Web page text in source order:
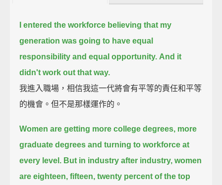
I entered the workforce believing that my
generation was going to have equal
responsibility and equal opportunity. And it
didn't work out that way.
我進入職場，相信我這一代將會有平等的責任和平等
的機會。但不是那樣運作的。
Women are getting more college degrees, more
graduate degrees and turning to workforce at
every level. But in industry after industry, women
are eighteen, fifteen, twenty percent of the top